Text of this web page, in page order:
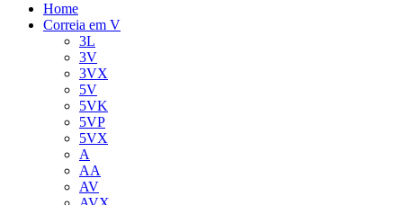
Home
Correia em V
3L
3V
3VX
5V
5VK
5VP
5VX
A
AA
AV